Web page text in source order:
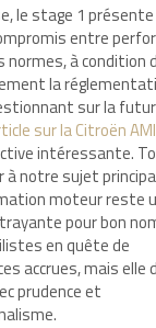
le stage 1 présente
entre
normes, à condition
la
sur la
sur la Citroën AMI
intéressante.
à notre sujet
moteur reste
pour bon
en quête de
accrues, mais elle
prudence et